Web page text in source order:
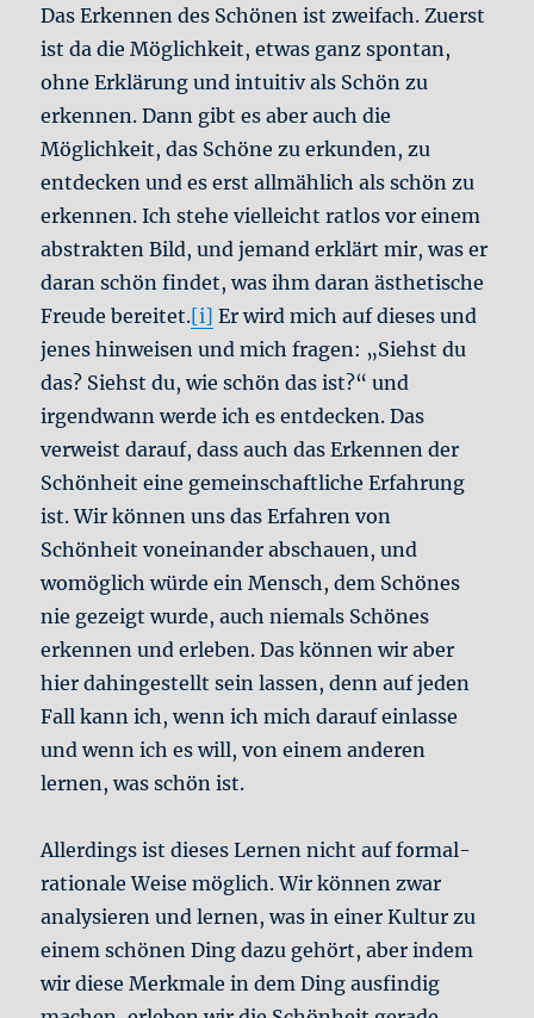
Das Erkennen des Schönen ist zweifach. Zuerst
ist da die Möglichkeit, etwas ganz spontan,
ohne Erklärung und intuitiv als Schön zu
erkennen. Dann gibt es aber auch die
Möglichkeit, das Schöne zu erkunden, zu
entdecken und es erst allmählich als schön zu
erkennen. Ich stehe vielleicht ratlos vor einem
abstrakten Bild, und jemand erklärt mir, was er
daran schön findet, was ihm daran ästhetische
Freude bereitet.[i] Er wird mich auf dieses und
jenes hinweisen und mich fragen: „Siehst du
das? Siehst du, wie schön das ist?“ und
irgendwann werde ich es entdecken. Das
verweist darauf, dass auch das Erkennen der
Schönheit eine gemeinschaftliche Erfahrung
ist. Wir können uns das Erfahren von
Schönheit voneinander abschauen, und
womöglich würde ein Mensch, dem Schönes
nie gezeigt wurde, auch niemals Schönes
erkennen und erleben. Das können wir aber
hier dahingestellt sein lassen, denn auf jeden
Fall kann ich, wenn ich mich darauf einlasse
und wenn ich es will, von einem anderen
lernen, was schön ist.
Allerdings ist dieses Lernen nicht auf formal-
rationale Weise möglich. Wir können zwar
analysieren und lernen, was in einer Kultur zu
einem schönen Ding dazu gehört, aber indem
wir diese Merkmale in dem Ding ausfindig